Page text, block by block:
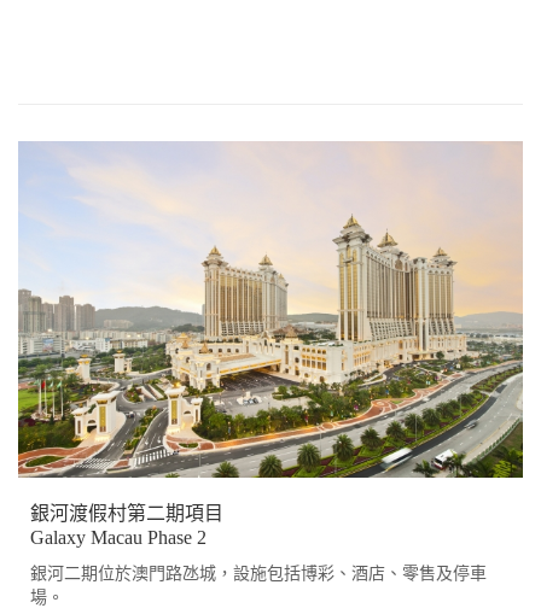
銀河渡假村第二期項目
Galaxy Macau Phase 2
銀河二期位於澳門路氹城，設施包括博彩、酒店、零售及停車
場。